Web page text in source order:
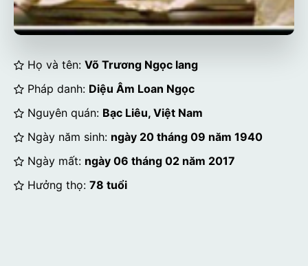
Họ và tên: Võ Trương Ngọc lang
Pháp danh: Diệu Âm Loan Ngọc
Nguyên quán: Bạc Liêu, Việt Nam
Ngày năm sinh: ngày 20 tháng 09 năm 1940
Ngày mất: ngày 06 tháng 02 năm 2017
Hưởng thọ: 78 tuổi